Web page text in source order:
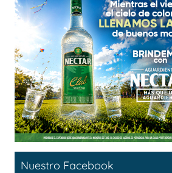
Nuestro Facebook